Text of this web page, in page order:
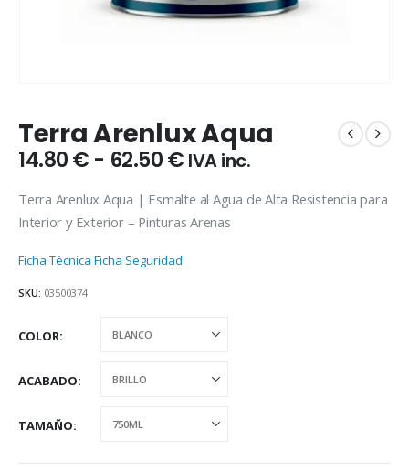
Terra Arenlux Aqua
14.80€ - 62.50€Rango
precios:
desde
IVA inc.
Terra Arenlux Aqua | Esmalte al Agua de Alta Resistencia para
Interior y Exterior – Pinturas Arenas
Ficha Técnica Ficha Seguridad
SKU: 03500374
COLOR
ACABADO
TAMAÑO